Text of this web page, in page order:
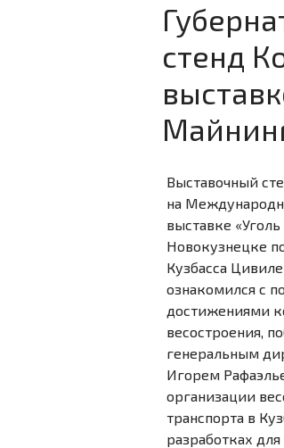
стенд
Выставочный
на
выставке
Новокузнецке
Кузбасса
ознакомился с
достижениями
весостроения,
генеральным
Игорем
организации
транспорта в
разработках